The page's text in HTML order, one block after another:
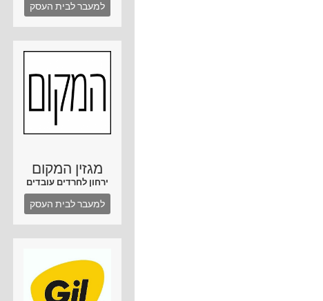
למעבר לבית העסק
מגזין המקום
ירחון לחרדים עובדים
למעבר לבית העסק